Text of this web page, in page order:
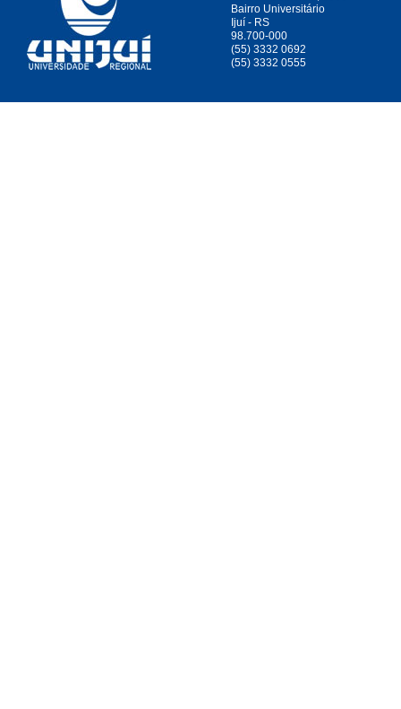
Bairro Universitário
Ijuí - RS
98.700-000
(55) 3332 0692
(55) 3332 0555